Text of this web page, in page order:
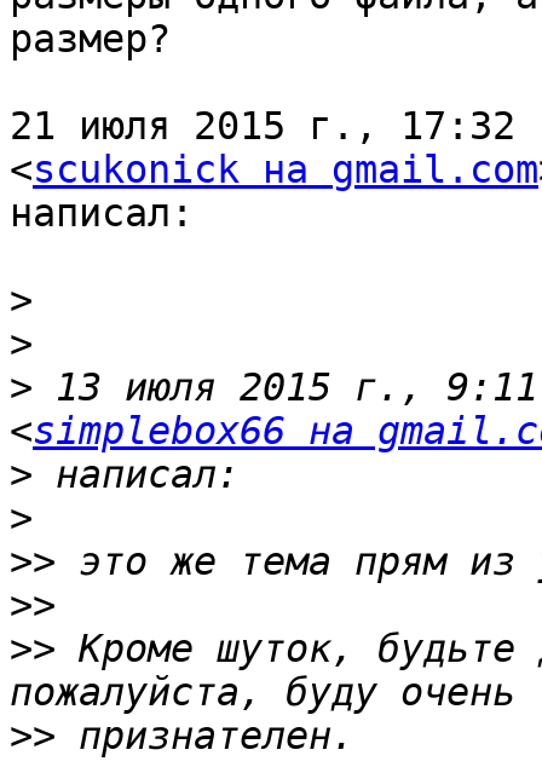
размер?
21 июля 2015 г., 17:32
<scukonick на gmail.com
написал:
>
>
> 13 июля 2015 г., 9:11
<simplebox66 на
>
>
>>
>>
>> Кроме шуток, будьте
>>